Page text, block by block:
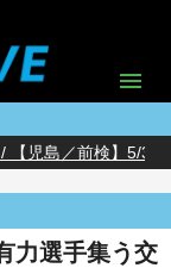
menu
児島／前検】5/30開
力選手集う交